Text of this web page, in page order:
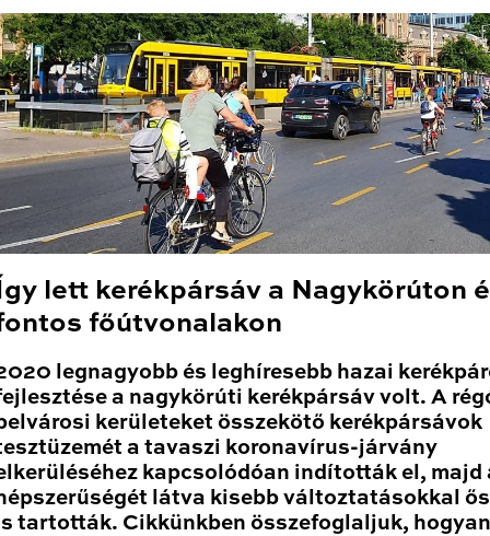
lett kerékpársáv a Nagykörúton
főútvonalakon
legnagyobb és leghíresebb hazai
a nagykörúti kerékpársáv volt. A
kerületeket összekötő kerékpársávok
a tavaszi koronavírus-járvány
kapcsolódóan indították el, majd
látva kisebb változtatásokkal
tartották. Cikkünkben összefoglaljuk,